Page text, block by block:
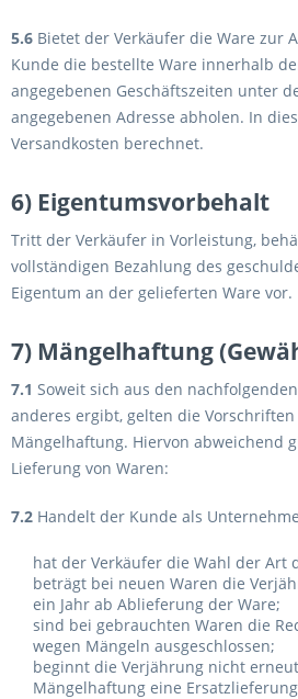
5.6 Bietet der Verkäufer die Ware zur
Kunde die bestellte Ware innerhalb
angegebenen Geschäftszeiten unter
angegebenen Adresse abholen. In
Versandkosten berechnet.
6) Eigentumsvorbehalt
Tritt der Verkäufer in Vorleistung,
vollständigen Bezahlung des
Eigentum an der gelieferten Ware vor.
7) Mängelhaftung
7.1 Soweit sich aus den
anderes ergibt, gelten die
Mängelhaftung. Hiervon abweichend
Lieferung von Waren:
7.2 Handelt der Kunde als
hat der Verkäufer die Wahl der Art
beträgt bei neuen Waren die
ein Jahr ab Ablieferung der Ware;
sind bei gebrauchten Waren die
wegen Mängeln ausgeschlossen;
beginnt die Verjährung nicht
Mängelhaftung eine